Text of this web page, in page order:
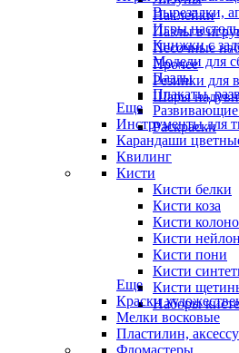
Наклейки
Пазлы в
Песочные
Прочее
Резинки для
Шары
Вырезалки,
Игры
Книжки с
Модели для
Пазлы
Плакаты,
Раскраски
Еще
Инструменты для
Карандаши
Квилинг
Кисти
Кисти белки
Кисти коза
Кисти
Кисти нейлон
Кисти пони
Кисти
Кисти
Наборы
Еще
Краски
Мелки восковые
Пластилин,
Фломастеры